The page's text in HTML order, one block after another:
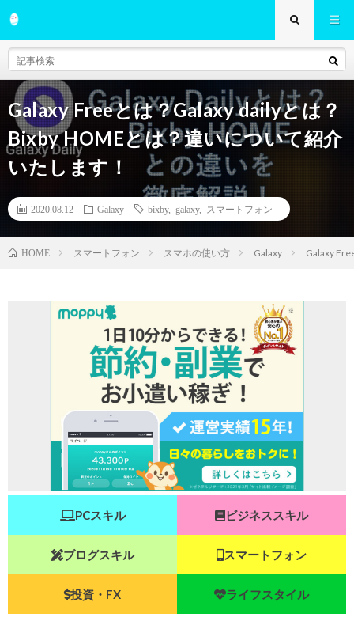
Galaxy Freeとは？Galaxy dailyとは？
Bixby HOMEとは？違いについて紹介
いたします！
2020.08.12 Galaxy bixby, galaxy, スマートフォン
HOME スマートフォン スマホの使い方 Galaxy Galaxy
PCスキル ビジネススキル
ブログスキル スマートフォン
投資・FX ライフスタイル